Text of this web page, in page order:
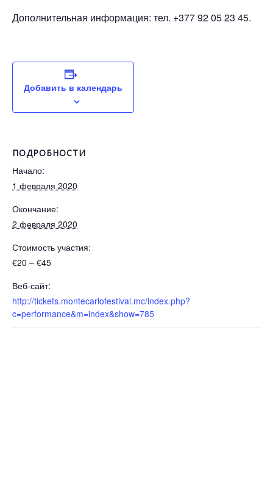
Дополнительная информация: тел. +377 92 05 23 45.
Добавить в календарь
ПОДРОБНОСТИ
Начало:
1 февраля 2020
Окончание:
2 февраля 2020
Стоимость участия:
€20 – €45
Веб-сайт:
http://tickets.montecarlofestival.mc/index.php?
c=performance&m=index&show=785